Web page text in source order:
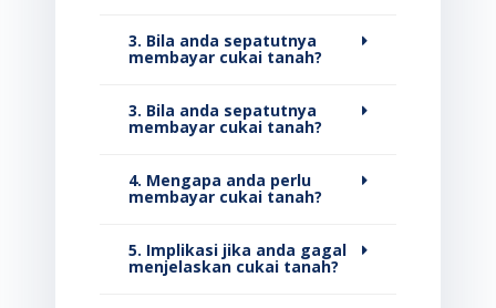
3. Bila anda sepatutnya
membayar cukai tanah?
3. Bila anda sepatutnya
membayar cukai tanah?
4. Mengapa anda perlu
membayar cukai tanah?
5. Implikasi jika anda gagal
menjelaskan cukai tanah?